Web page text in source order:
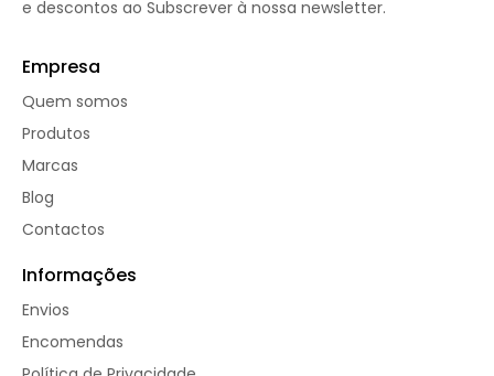
e descontos ao Subscrever à nossa newsletter.
Empresa
Quem somos
Produtos
Marcas
Blog
Contactos
Informações
Envios
Encomendas